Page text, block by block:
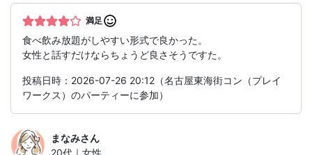
満足
食べ飲み放題がしやすい形式で良かった。
女性と話すだけならちょうど良さそうですた。
投稿日時：2026-07-26 20:12（名古屋東海街コン（プレイ
ワークス）のパーティーに参加）
まなみさん